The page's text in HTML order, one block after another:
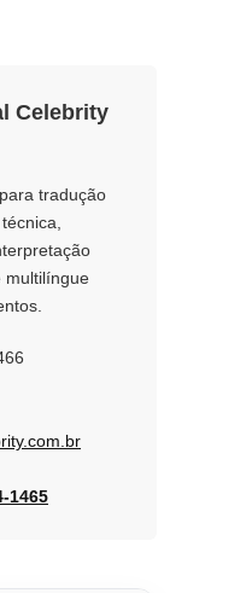
Celebrity
tradução
multilíngue
1465